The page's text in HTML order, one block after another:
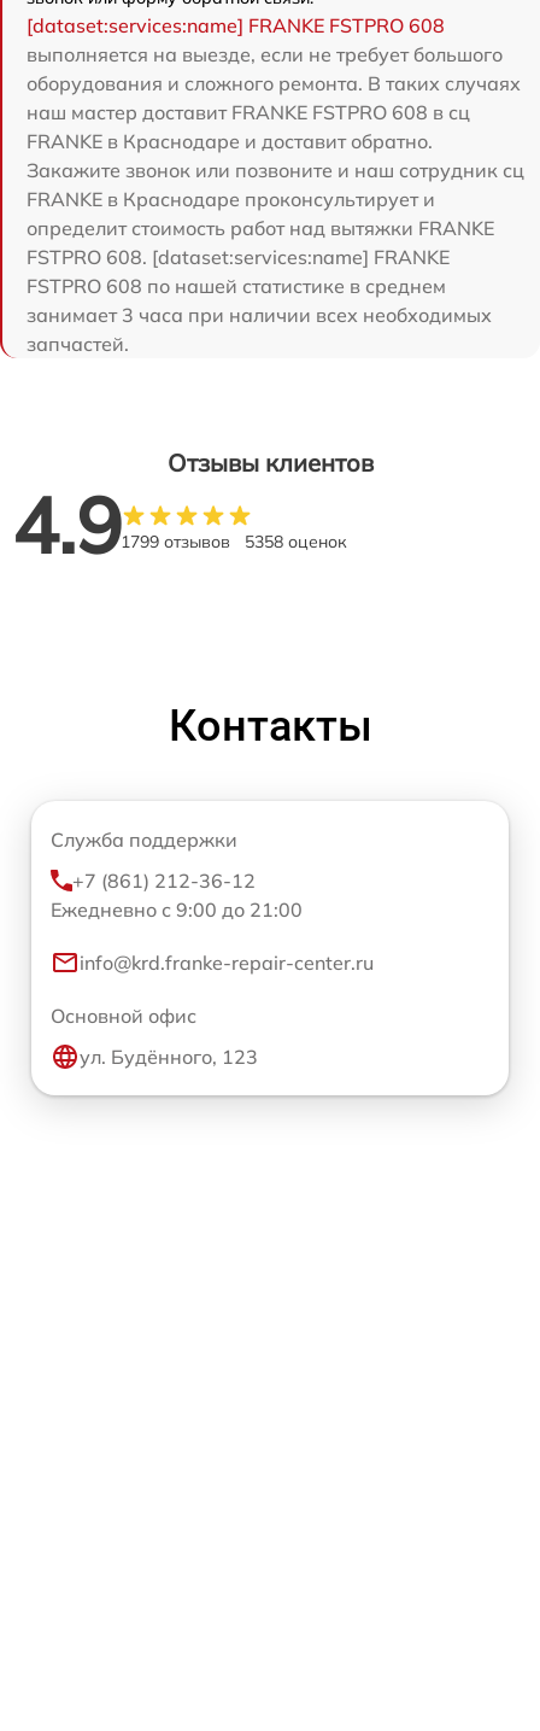
[dataset:services:name] FRANKE FSTPRO 608
выполняется на выезде, если не требует большого
оборудования и сложного ремонта. В таких случаях
наш мастер доставит FRANKE FSTPRO 608 в сц
FRANKE в Краснодаре и доставит обратно.
Закажите звонок или позвоните и наш сотрудник сц
FRANKE в Краснодаре проконсультирует и
определит стоимость работ над вытяжки FRANKE
FSTPRO 608. [dataset:services:name] FRANKE
FSTPRO 608 по нашей статистике в среднем
занимает 3 часа при наличии всех необходимых
запчастей.
Отзывы клиентов
4.91799 отзывов 5358 оценок
Контакты
Служба поддержки
+7 (861) 212-36-12
Ежедневно с 9:00 до 21:00
info@krd.franke-repair-center.ru
Основной офис
ул. Будённого, 123